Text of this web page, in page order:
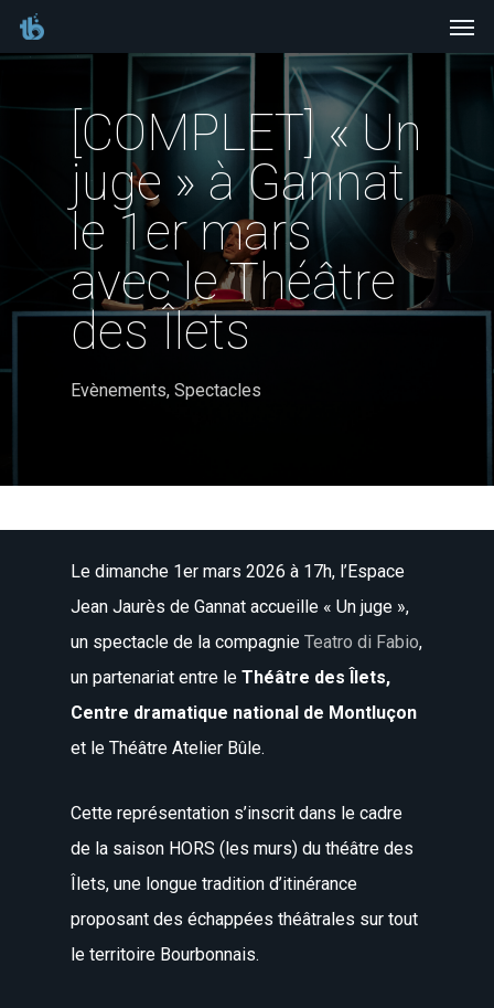
Skip
to
[COMPLET] « Un
juge » à Gannat
le 1er mars
avec le Théâtre
des Îlets
Evènements, Spectacles
Le dimanche 1er mars 2026 à 17h, l’Espace
Jean Jaurès de Gannat accueille « Un juge »,
un spectacle de la compagnieTeatro di Fabio,
un partenariat entre leThéâtre des Îlets,
Centre dramatique national de Montluçon
et le Théâtre Atelier Bûle.
Cette représentation s’inscrit dans le cadre
de la saison HORS (les murs) du théâtre des
Îlets, une longue tradition d’itinérance
proposant des échappées théâtrales sur tout
le territoire Bourbonnais.